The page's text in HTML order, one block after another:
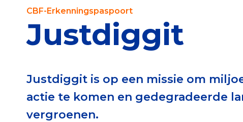
Publiek
Check het CBF-
Download de Geef
CBF-Erkenningspaspoort
Justdiggit
Justdiggit is op een missie om
actie te komen en gedegradeerde
vergroenen.